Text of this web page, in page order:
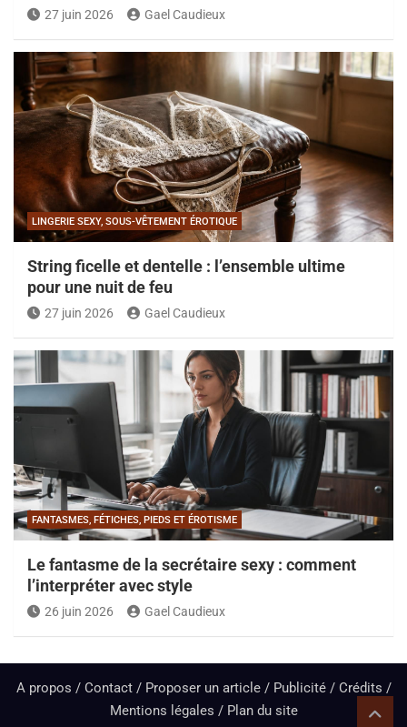
27 juin 2026 Gael Caudieux
LINGERIE SEXY, SOUS-VÊTEMENT ÉROTIQUE
String ficelle et dentelle : l’ensemble ultime
pour une nuit de feu
27 juin 2026 Gael Caudieux
FANTASMES, FÉTICHES, PIEDS ET ÉROTISME
Le fantasme de la secrétaire sexy : comment
l’interpréter avec style
26 juin 2026 Gael Caudieux
A propos / Contact / Proposer un article / Publicité / Crédits /
Mentions légales / Plan du site